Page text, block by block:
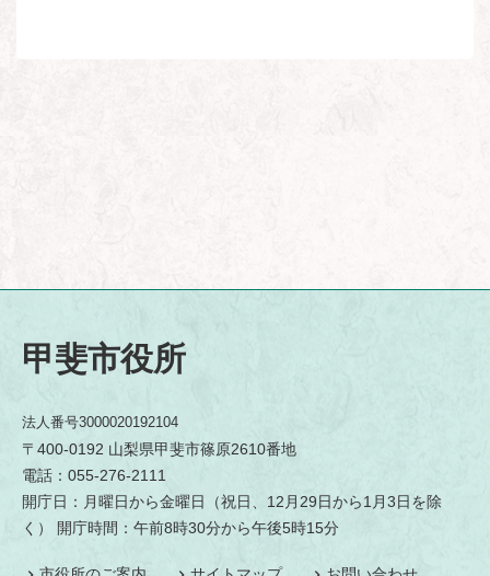
甲斐市役所
法人番号3000020192104
〒400-0192 山梨県甲斐市篠原2610番地
電話：055-276-2111
開庁日：月曜日から金曜日（祝日、12月29日から1月3日を除
く） 開庁時間：午前8時30分から午後5時15分